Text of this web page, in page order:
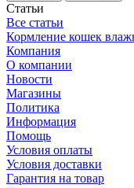
Статьи
Все статьи
Кормление кошек
Компания
О компании
Новости
Магазины
Политика
Информация
Помощь
Условия оплаты
Условия доставки
Гарантия на товар